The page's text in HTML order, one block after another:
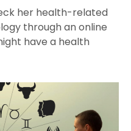
her health-related
through an online
have a health